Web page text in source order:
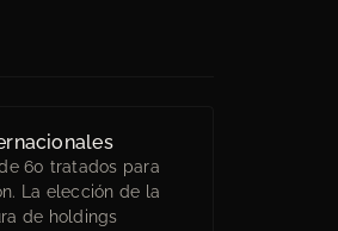
60 tratados para
La elección de la
de holdings